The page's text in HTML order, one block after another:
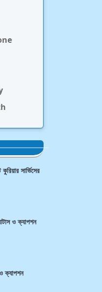
সার্ভিসের
ও ক্যাপশন
ক্যাপশন